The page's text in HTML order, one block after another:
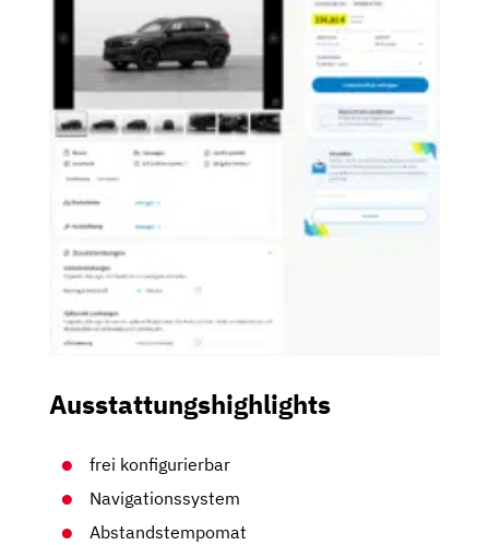
Ausstattungshighlights
frei konfigurierbar
Navigationssystem
Abstandstempomat